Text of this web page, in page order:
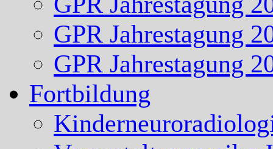
GPR Jahrestagung
GPR Jahrestagung
Fortbildung